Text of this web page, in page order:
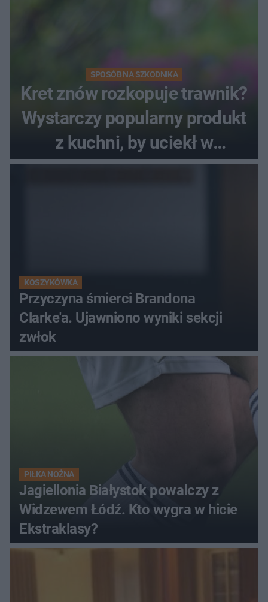
SPOSÓB NA SZKODNIKA
Kret znów rozkopuje trawnik?
Wystarczy popularny produkt
z kuchni, by uciekł w
popłochu
KOSZYKÓWKA
Przyczyna śmierci Brandona
Clarke'a. Ujawniono wyniki sekcji
zwłok
PIŁKA NOŻNA
Jagiellonia Białystok powalczy z
Widzewem Łódź. Kto wygra w hicie
Ekstraklasy?